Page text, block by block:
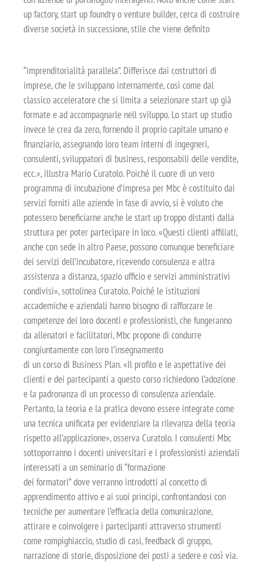
up factory, start up foundry o venture builder, cerca di costruire
diverse società in successione, stile che viene definito
“imprenditorialità parallela”. Differisce dai costruttori di
imprese, che le sviluppano internamente, così come dal
classico acceleratore che si limita a selezionare start up già
formate e ad accompagnarle nell sviluppo. Lo start up studio
invece le crea da zero, fornendo il proprio capitale umano e
finanziario, assegnando loro team interni di ingegneri,
consulenti, sviluppatori di business, responsabili delle vendite,
ecc.», illustra Mario Curatolo. Poiché il cuore di un vero
programma di incubazione d’impresa per Mbc è costituito dai
servizi forniti alle aziende in fase di avvio, si è voluto che
potessero beneficiarne anche le start up troppo distanti dalla
struttura per poter partecipare in loco. «Questi clienti affiliati,
anche con sede in altro Paese, possono comunque beneficiare
dei servizi dell’incubatore, ricevendo consulenza e altra
assistenza a distanza, spazio ufficio e servizi amministrativi
condivisi», sottolinea Curatolo. Poiché le istituzioni
accademiche e aziendali hanno bisogno di rafforzare le
competenze dei loro docenti e professionisti, che fungeranno
da allenatori e facilitatori, Mbc propone di condurre
congiuntamente con loro l’insegnamento
di un corso di Business Plan. «Il profilo e le aspettative dei
clienti e dei partecipanti a questo corso richiedono l’adozione
e la padronanza di un processo di consulenza aziendale.
Pertanto, la teoria e la pratica devono essere integrate come
una tecnica unificata per evidenziare la rilevanza della teoria
rispetto all’applicazione», osserva Curatolo. I consulenti Mbc
sottoporranno i docenti universitari e i professionisti aziendali
interessati a un seminario di “formazione
dei formatori” dove verranno introdotti al concetto di
apprendimento attivo e ai suoi principi, confrontandosi con
tecniche per aumentare l’efficacia della comunicazione,
attirare e coinvolgere i partecipanti attraverso strumenti
come rompighiaccio, studio di casi, feedback di gruppo,
narrazione di storie, disposizione dei posti a sedere e così via.